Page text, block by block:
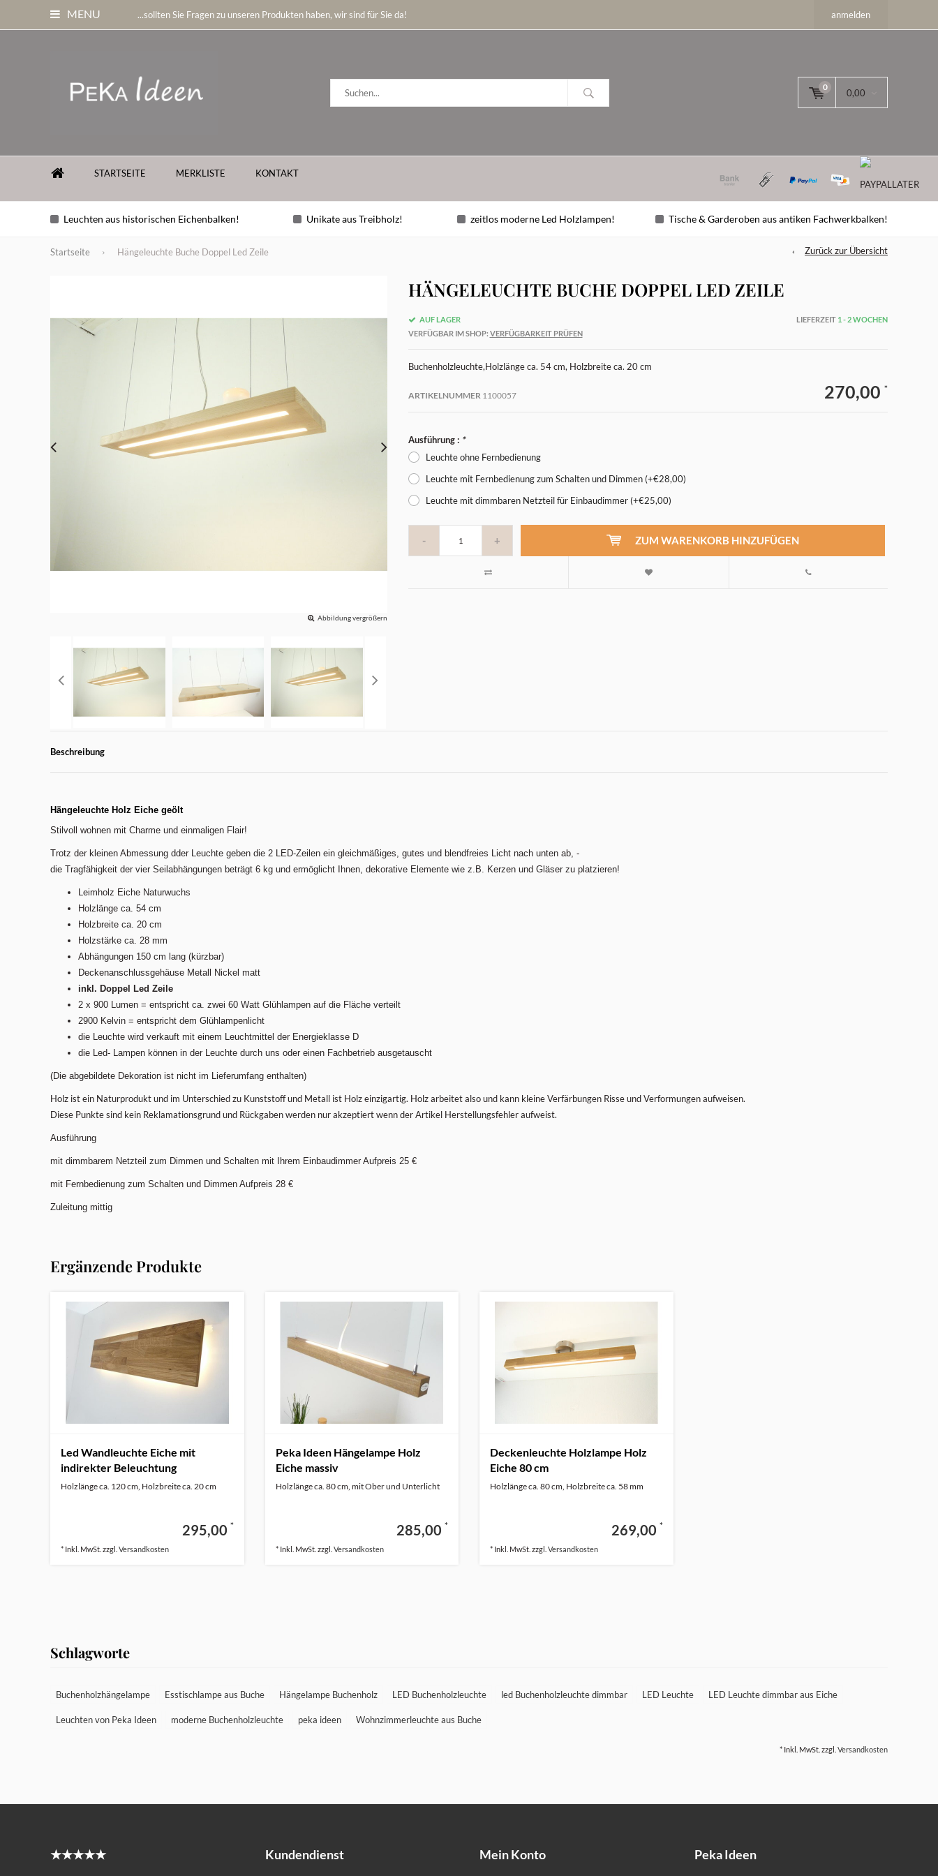
MENU ...sollten Sie Fragen zu unseren Produkten haben, wir sind für Sie da! anmelden
0
0,00
STARTSEITE MERKLISTE KONTAKT
Leuchten aus historischen Eichenbalken! Unikate aus Treibholz! zeitlos moderne Led Holzlampen! Tische & Garderoben aus antiken Fachwerkbalken!
Startseite Hängeleuchte Buche Doppel Led Zeile Zurück zur Übersicht
Abbildung vergrößern
HÄNGELEUCHTE BUCHE DOPPEL LED ZEILE
AUF LAGER LIEFERZEIT 1 - 2 WOCHEN
VERFÜGBAR IM SHOP: VERFÜGBARKEIT PRÜFEN
Buchenholzleuchte,Holzlänge ca. 54 cm, Holzbreite ca. 20 cm
ARTIKELNUMMER 1100057 270,00 *
Ausführung : *
Leuchte ohne Fernbedienung
Leuchte mit Fernbedienung zum Schalten und Dimmen (+€28,00)
Leuchte mit dimmbaren Netzteil für Einbaudimmer (+€25,00)
- + ZUM WARENKORB HINZUFÜGEN
Beschreibung
Hängeleuchte Holz Eiche geölt
Stilvoll wohnen mit Charme und einmaligen Flair!
Trotz der kleinen Abmessung dder Leuchte geben die 2 LED-Zeilen ein gleichmäßiges, gutes und blendfreies Licht nach unten ab, -
die Tragfähigkeit der vier Seilabhängungen beträgt 6 kg und ermöglicht Ihnen, dekorative Elemente wie z.B. Kerzen und Gläser zu platzieren!
Leimholz Eiche Naturwuchs
Holzlänge ca. 54 cm
Holzbreite ca. 20 cm
Holzstärke ca. 28 mm
Abhängungen 150 cm lang (kürzbar)
Deckenanschlussgehäuse Metall Nickel matt
inkl. Doppel Led Zeile
2 x 900 Lumen = entspricht ca. zwei 60 Watt Glühlampen auf die Fläche verteilt
2900 Kelvin = entspricht dem Glühlampenlicht
die Leuchte wird verkauft mit einem Leuchtmittel der Energieklasse D
die Led- Lampen können in der Leuchte durch uns oder einen Fachbetrieb ausgetauscht
(Die abgebildete Dekoration ist nicht im Lieferumfang enthalten)
Holz ist ein Naturprodukt und im Unterschied zu Kunststoff und Metall ist Holz einzigartig. Holz arbeitet also und kann kleine Verfärbungen Risse und Verformungen aufweisen.
Diese Punkte sind kein Reklamationsgrund und Rückgaben werden nur akzeptiert wenn der Artikel Herstellungsfehler aufweist.
Ausführung
mit dimmbarem Netzteil zum Dimmen und Schalten mit Ihrem Einbaudimmer Aufpreis 25 €
mit Fernbedienung zum Schalten und Dimmen Aufpreis 28 €
Zuleitung mittig
Ergänzende Produkte
Led Wandleuchte Eiche mit
indirekter Beleuchtung
Holzlänge ca. 120 cm, Holzbreite ca. 20 cm
295,00 *
* Inkl. MwSt. zzgl. Versandkosten
Peka Ideen Hängelampe Holz
Eiche massiv
Holzlänge ca. 80 cm, mit Ober und Unterlicht
285,00 *
* Inkl. MwSt. zzgl. Versandkosten
Deckenleuchte Holzlampe Holz
Eiche 80 cm
Holzlänge ca. 80 cm, Holzbreite ca. 58 mm
269,00 *
* Inkl. MwSt. zzgl. Versandkosten
Schlagworte
Buchenholzhängelampe Esstischlampe aus Buche Hängelampe Buchenholz LED Buchenholzleuchte led Buchenholzleuchte dimmbar LED Leuchte LED Leuchte dimmbar aus Eiche
Leuchten von Peka Ideen moderne Buchenholzleuchte peka ideen Wohnzimmerleuchte aus Buche
* Inkl. MwSt. zzgl. Versandkosten
★★★★★ Kundendienst Mein Konto Peka Ideen